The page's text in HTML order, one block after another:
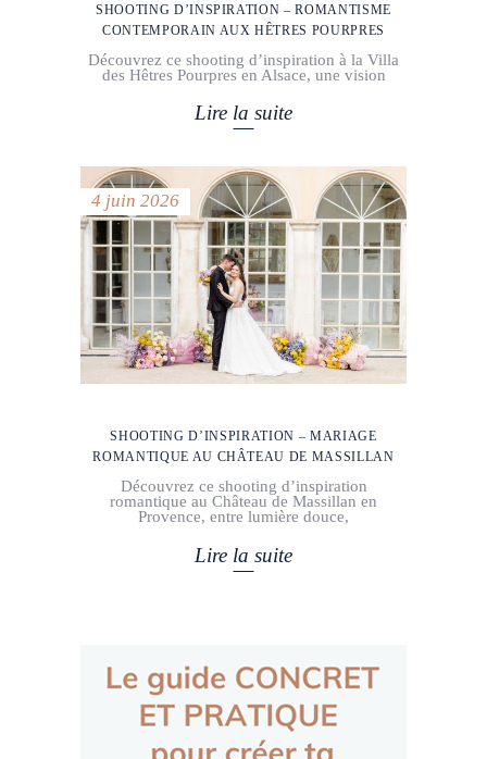
SHOOTING D’INSPIRATION – ROMANTISME
CONTEMPORAIN AUX HÊTRES POURPRES
Découvrez ce shooting d’inspiration à la Villa
des Hêtres Pourpres en Alsace, une vision
Lire la suite
4 juin 2026
SHOOTING D’INSPIRATION – MARIAGE
ROMANTIQUE AU CHÂTEAU DE MASSILLAN
Découvrez ce shooting d’inspiration
romantique au Château de Massillan en
Provence, entre lumière douce,
Lire la suite